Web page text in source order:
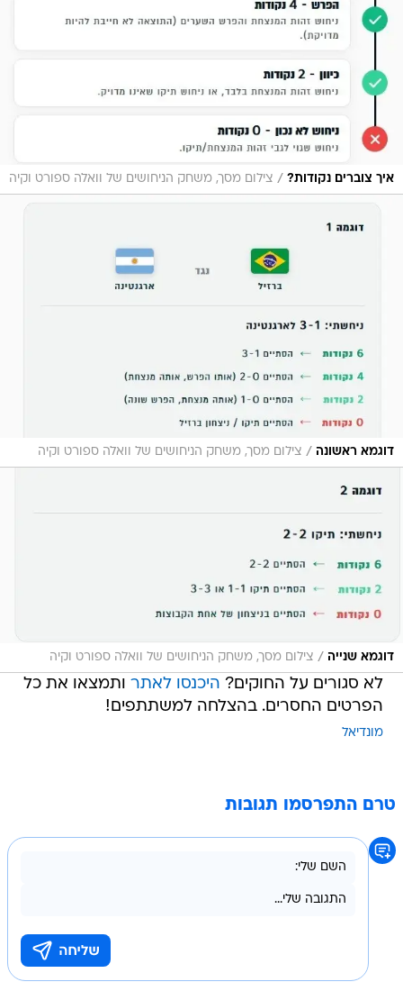
איך צוברים נקודות? / צילום מסך, משחק הניחושים של וואלה ספורט וקיה
דוגמא ראשונה / צילום מסך, משחק הניחושים של וואלה ספורט וקיה
דוגמא שנייה / צילום מסך, משחק הניחושים של וואלה ספורט וקיה
לא סגורים על החוקים? היכנסו לאתר ותמצאו את כל
הפרטים החסרים. בהצלחה למשתתפים!
מונדיאל
טרם התפרסמו תגובות